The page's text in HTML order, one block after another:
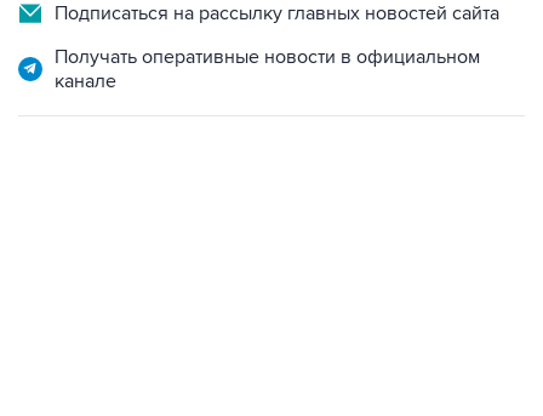
Подписаться на рассылку главных новостей сайта
Получать оперативные новости в официальном
канале